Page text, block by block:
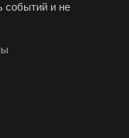
событий и не